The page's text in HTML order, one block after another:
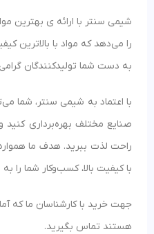
شیمی سنتر با ارائه ی بهترین
را می‌دهد که مواد با بالاترین
به دست شما تولیدکنندگان
با اعتماد به شیمی سنتر، شما
صنایع مختلف بهره‌برداری کنید
راحت لذت ببرید. هدف ما
با کیفیت بالا، کسب‌وکار شما را
جهت خرید با کارشناسان ما که
هستند تماس بگیرید.